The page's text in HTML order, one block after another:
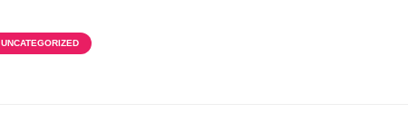
UNCATEGORIZED